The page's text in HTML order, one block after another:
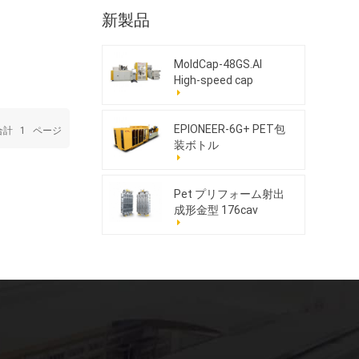
計 1 ページ
新製品
MoldCap-48GS.AI
High-speed cap
compression molding
EPIONEER-6G+ PET包
装ボトル
Pet プリフォーム射出
成形金型 176cav